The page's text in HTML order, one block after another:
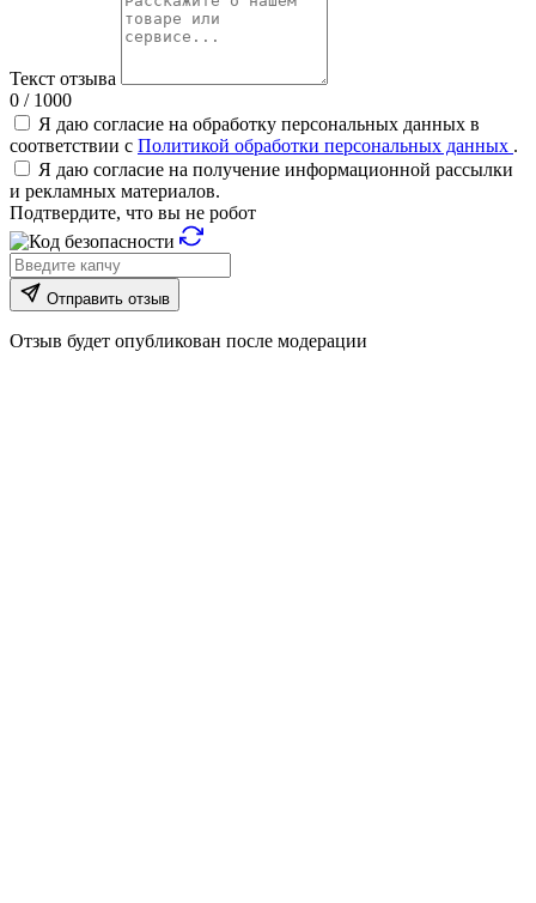
Текст отзыва
0 / 1000
Я даю согласие на обработку персональных данных в
соответствии с Политикой обработки персональных данных .
Я даю согласие на получение информационной рассылки
и рекламных материалов.
Подтвердите, что вы не робот
Отправить отзыв
Отзыв будет опубликован после модерации